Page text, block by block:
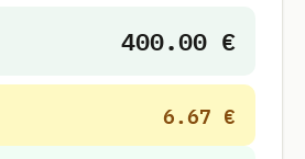
400.00 €
6.67 €